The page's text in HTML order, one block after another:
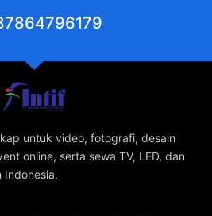
untuk video, fotografi, desain
online, serta sewa TV, LED, dan
Indonesia.